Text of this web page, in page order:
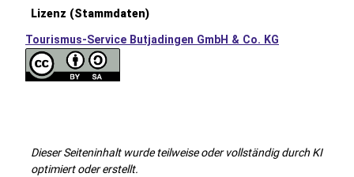
Lizenz (Stammdaten)
Tourismus-Service Butjadingen GmbH & Co. KG
Dieser Seiteninhalt wurde teilweise oder vollständig durch KI
optimiert oder erstellt.